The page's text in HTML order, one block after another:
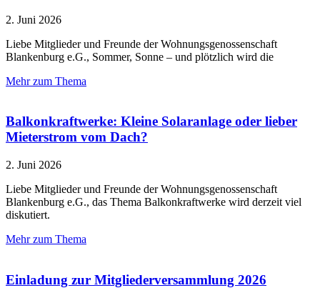
2. Juni 2026
Liebe Mitglieder und Freunde der Wohnungsgenossenschaft
Blankenburg e.G., Sommer, Sonne – und plötzlich wird die
Mehr zum Thema
Balkonkraftwerke: Kleine Solaranlage oder lieber
Mieterstrom vom Dach?
2. Juni 2026
Liebe Mitglieder und Freunde der Wohnungsgenossenschaft
Blankenburg e.G., das Thema Balkonkraftwerke wird derzeit viel
diskutiert.
Mehr zum Thema
Einladung zur Mitgliederversammlung 2026